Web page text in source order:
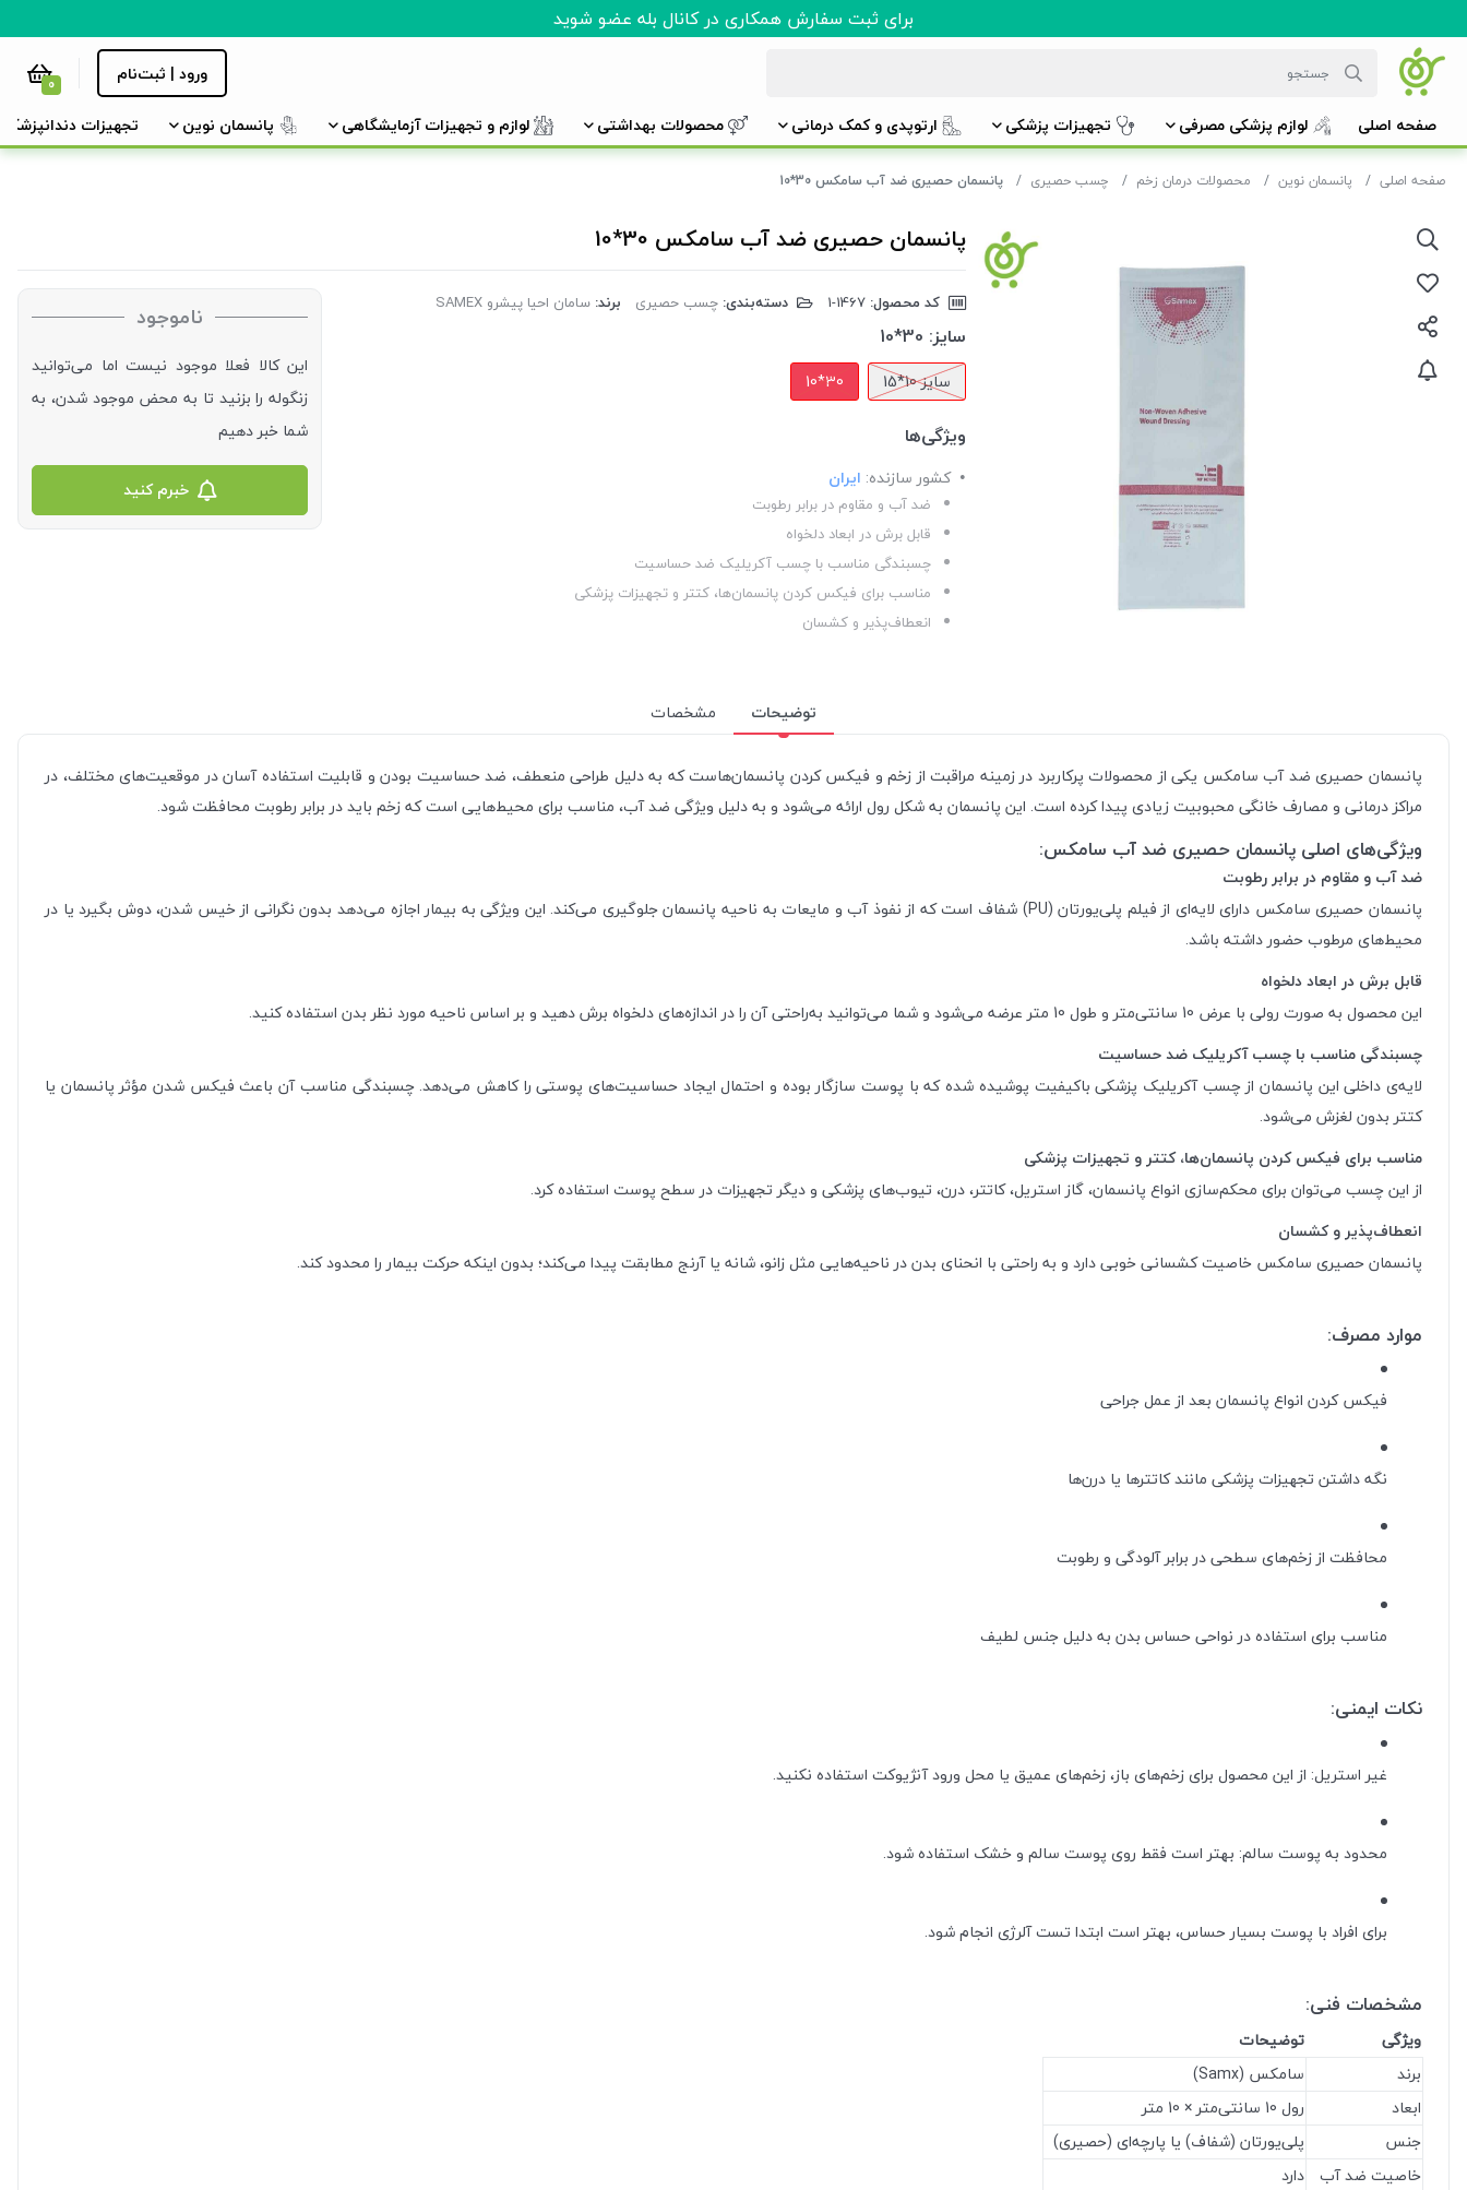
برای ثبت سفارش همکاری در کانال بله عضو شوید
ورود | ثبت‌نام 0
صفحه اصلی لوازم پزشکی مصرفی تجهیزات پزشکی ارتوپدی و کمک درمانی محصولات بهداشتی لوازم و تجهیزات آزمایشگاهی پانسمان نوین تجهیزات دندانپزشکی
صفحه اصلی پانسمان نوین محصولات درمان زخم چسب حصیری پانسمان حصیری ضد آب سامکس 30*10
پانسمان حصیری ضد آب سامکس 30*10
کد محصول: دسته‌بندی: چسب حصیری برند: سامان احیا پیشرو SAMEX
سایز: 30*10
سایز 10*15 30*10
ویژگی‌ها
کشور سازنده: ایران
ضد آب و مقاوم در برابر رطوبت
قابل برش در ابعاد دلخواه
چسبندگی مناسب با چسب آکریلیک ضد حساسیت
مناسب برای فیکس کردن پانسمان‌ها، کتتر و تجهیزات پزشکی
انعطاف‌پذیر و کشسان
ناموجود
این کالا فعلا موجود نیست اما می‌توانید
زنگوله را بزنید تا به محض موجود شدن، به
شما خبر دهیم
خبرم کنید
توضیحات مشخصات
پانسمان حصیری ضد آب سامکس یکی از محصولات پرکاربرد در زمینه مراقبت از زخم و فیکس کردن پانسمان‌هاست که به دلیل طراحی منعطف، ضد حساسیت بودن و قابلیت استفاده آسان در موقعیت‌های مختلف، در
مراکز درمانی و مصارف خانگی محبوبیت زیادی پیدا کرده است. این پانسمان به شکل رول ارائه می‌شود و به دلیل ویژگی ضد آب، مناسب برای محیط‌هایی است که زخم باید در برابر رطوبت محافظت شود.
ویژگی‌های اصلی پانسمان حصیری ضد آب سامکس:
ضد آب و مقاوم در برابر رطوبت
پانسمان حصیری سامکس دارای لایه‌ای از فیلم پلی‌یورتان (PU) شفاف است که از نفوذ آب و مایعات به ناحیه پانسمان جلوگیری می‌کند. این ویژگی به بیمار اجازه می‌دهد بدون نگرانی از خیس شدن، دوش بگیرد یا در
محیط‌های مرطوب حضور داشته باشد.
قابل برش در ابعاد دلخواه
این محصول به صورت رولی با عرض 10 سانتی‌متر و طول 10 متر عرضه می‌شود و شما می‌توانید به‌راحتی آن را در اندازه‌های دلخواه برش دهید و بر اساس ناحیه مورد نظر بدن استفاده کنید.
چسبندگی مناسب با چسب آکریلیک ضد حساسیت
لایه‌ی داخلی این پانسمان از چسب آکریلیک پزشکی باکیفیت پوشیده شده که با پوست سازگار بوده و احتمال ایجاد حساسیت‌های پوستی را کاهش می‌دهد. چسبندگی مناسب آن باعث فیکس شدن مؤثر پانسمان یا
کتتر بدون لغزش می‌شود.
مناسب برای فیکس کردن پانسمان‌ها، کتتر و تجهیزات پزشکی
از این چسب می‌توان برای محکم‌سازی انواع پانسمان، گاز استریل، کاتتر، درن، تیوب‌های پزشکی و دیگر تجهیزات در سطح پوست استفاده کرد.
انعطاف‌پذیر و کشسان
پانسمان حصیری سامکس خاصیت کشسانی خوبی دارد و به راحتی با انحنای بدن در ناحیه‌هایی مثل زانو، شانه یا آرنج مطابقت پیدا می‌کند؛ بدون اینکه حرکت بیمار را محدود کند.
موارد مصرف:
فیکس کردن انواع پانسمان بعد از عمل جراحی
نگه داشتن تجهیزات پزشکی مانند کاتترها یا درن‌ها
محافظت از زخم‌های سطحی در برابر آلودگی و رطوبت
مناسب برای استفاده در نواحی حساس بدن به دلیل جنس لطیف
نکات ایمنی:
غیر استریل: از این محصول برای زخم‌های باز، زخم‌های عمیق یا محل ورود آنژیوکت استفاده نکنید.
محدود به پوست سالم: بهتر است فقط روی پوست سالم و خشک استفاده شود.
برای افراد با پوست بسیار حساس، بهتر است ابتدا تست آلرژی انجام شود.
مشخصات فنی:
ویژگی
توضیحات
برند
سامکس (Samx)
ابعاد
رول 10 سانتی‌متر × 10 متر
جنس
پلی‌یورتان (شفاف) یا پارچه‌ای (حصیری)
خاصیت ضد آب دارد